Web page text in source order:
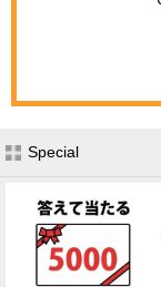
Special